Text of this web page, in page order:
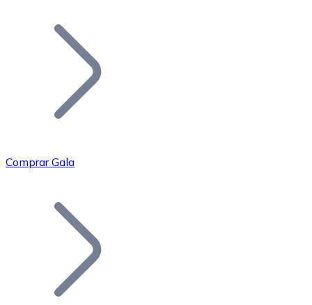
Añade tu proyecto a nuestro ecosistema.
Bitcoin
Comprar Gala